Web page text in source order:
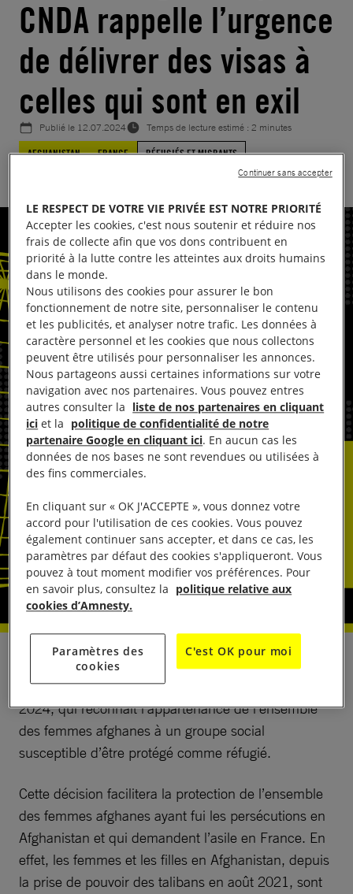
CNDA rappelle l’urgence
de délivrer des visas à
celles qui sont en exil
Publié le 12.07.2024
Temps de lecture estimé : 2 minutes
AFGHANISTAN
FRANCE RÉFUGIÉS ET MIGRANTS
Amnesty International se félicite de la
décision de la
Cour nationale du droit d’asile
2024, qui reconnaît l’appartenance de l’ensemble
des femmes afghanes à un groupe social
susceptible d’être protégé comme réfugié.
Cette décision facilitera la protection de l’ensemble
des femmes afghanes ayant fui les persécutions en
Afghanistan et qui demandent l’asile en France. En
effet, les femmes et les filles en Afghanistan, depuis
la prise de pouvoir des talibans en août 2021, sont
LE RESPECT DE VOTRE VIE PRIVÉE EST NOTRE PRIORITÉ
Accepter les cookies, c'est nous soutenir et réduire nos
frais de collecte afin que vos dons contribuent en
priorité à la lutte contre les atteintes aux droits humains
dans le monde.
Nous utilisons des cookies pour assurer le bon
fonctionnement de notre site, personnaliser le contenu
et les publicités, et analyser notre trafic. Les données à
caractère personnel et les cookies que nous collectons
peuvent être utilisés pour personnaliser les annonces.
Nous partageons aussi certaines informations sur votre
navigation avec nos partenaires. Vous pouvez entres
autres consulter la liste de nos partenaires en cliquant
ici et la politique de confidentialité de notre
partenaire Google en cliquant ici. En aucun cas les
données de nos bases ne sont revendues ou utilisées à
des fins commerciales.
En cliquant sur « OK J'ACCEPTE », vous donnez votre
accord pour l'utilisation de ces cookies. Vous pouvez
également continuer sans accepter, et dans ce cas, les
paramètres par défaut des cookies s'appliqueront. Vous
pouvez à tout moment modifier vos préférences. Pour
en savoir plus, consultez la politique relative aux
cookies d’Amnesty.
Paramètres des
cookies
C'est OK pour moi
Continuer sans accepter